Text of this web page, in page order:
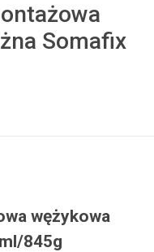
Somafix
wężykowa
845g